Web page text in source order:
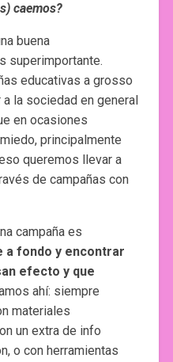
caemos?
buena
superimportante.
educativas a grosso
la sociedad en general
en ocasiones
principalmente
queremos llevar a
de campañas con
campaña es
a fondo y encontrar
efecto y que
ahí: siempre
materiales
un extra de info
o con herramientas